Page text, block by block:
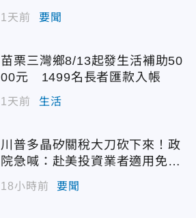
1天前 要聞
苗栗三灣鄉8/13起發生活補助50
00元 1499名長者匯款入帳
1天前 生活
川普多晶矽關稅大刀砍下來！政
院急喊：赴美投資業者適用免稅
配額
18小時前 要聞